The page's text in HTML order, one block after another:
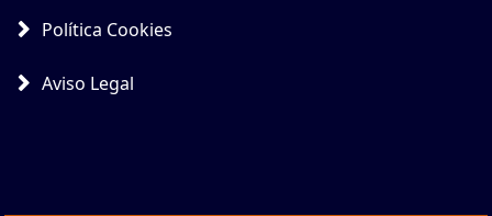
Política Cookies
Aviso Legal